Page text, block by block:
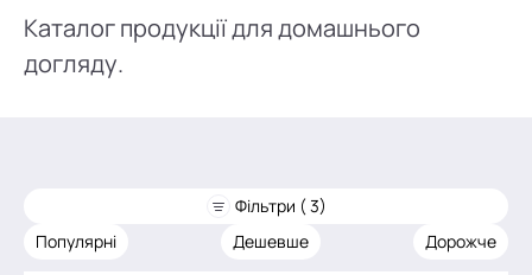
Каталог продукції для домашнього
догляду.
Фільтри ( 3)
Популярні
Дешевше Дорожче